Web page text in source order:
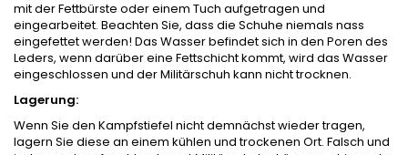
mit der Fettbürste oder einem Tuch aufgetragen und
eingearbeitet. Beachten Sie, dass die Schuhe niemals nass
eingefettet werden! Das Wasser befindet sich in den Poren des
Leders, wenn darüber eine Fettschicht kommt, wird das Wasser
eingeschlossen und der Militärschuh kann nicht trocknen.
Lagerung:
Wenn Sie den Kampfstiefel nicht demnächst wieder tragen,
lagern Sie diese an einem kühlen und trockenen Ort. Falsch und